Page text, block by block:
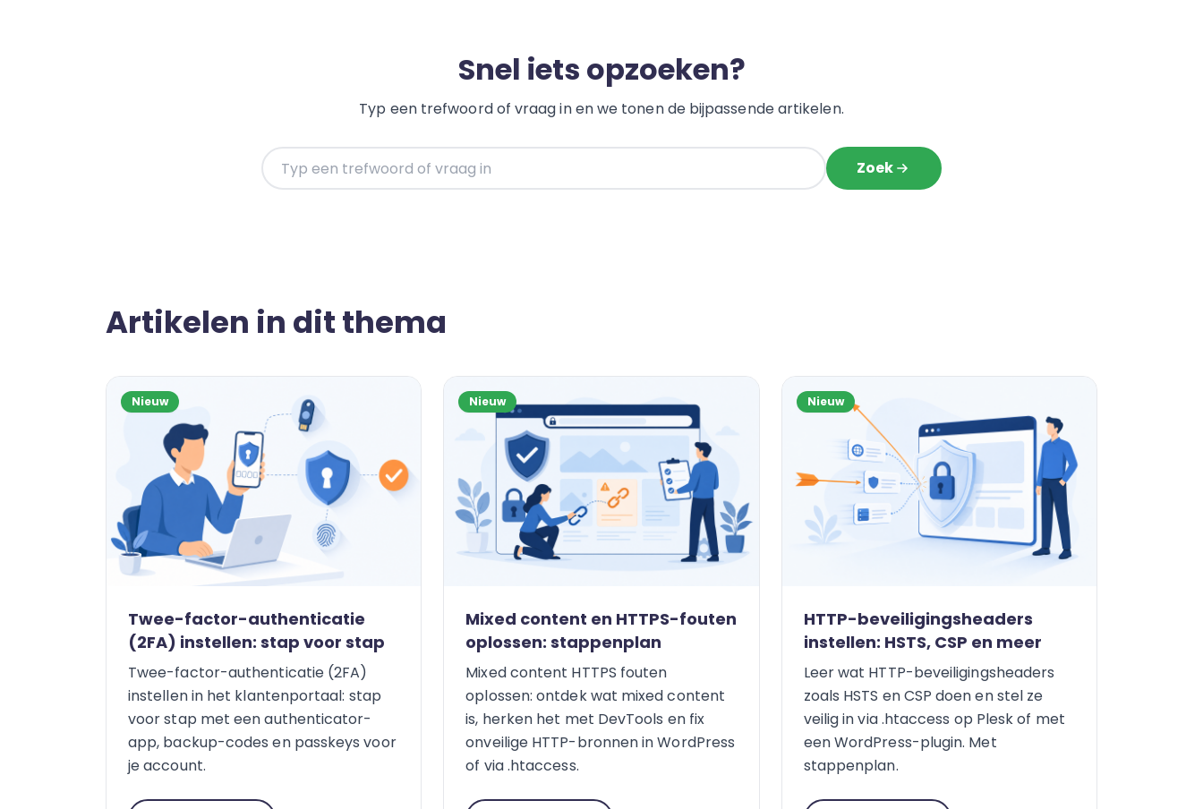
Snel iets opzoeken?
Typ een trefwoord of vraag in en we tonen de bijpassende artikelen.
Typ een trefwoord of vraag in
Zoek
Artikelen in dit thema
Nieuw
Twee-factor-authenticatie
(2FA) instellen: stap voor stap
Twee-factor-authenticatie (2FA)
instellen in het klantenportaal: stap
voor stap met een authenticator-
app, backup-codes en passkeys voor
je account.
Nieuw
Mixed content en HTTPS-fouten
oplossen: stappenplan
Mixed content HTTPS fouten
oplossen: ontdek wat mixed content
is, herken het met DevTools en fix
onveilige HTTP-bronnen in WordPress
of via .htaccess.
Nieuw
HTTP-beveiligingsheaders
instellen: HSTS, CSP en meer
Leer wat HTTP-beveiligingsheaders
zoals HSTS en CSP doen en stel ze
veilig in via .htaccess op Plesk of met
een WordPress-plugin. Met
stappenplan.